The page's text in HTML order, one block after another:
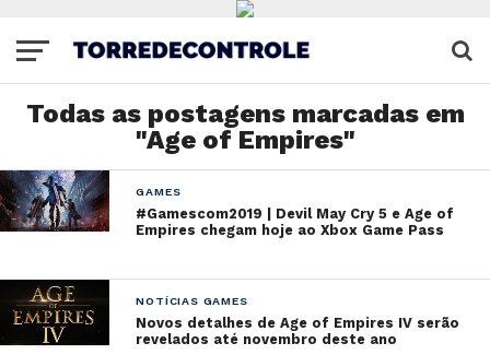
Todas as postagens marcadas em
"Age of Empires"
GAMES
#Gamescom2019 | Devil May Cry 5 e Age of
Empires chegam hoje ao Xbox Game Pass
NOTÍCIAS GAMES
Novos detalhes de Age of Empires IV serão
revelados até novembro deste ano